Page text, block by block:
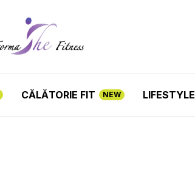
CĂLĂTORIE FIT NEW LIFESTYLE